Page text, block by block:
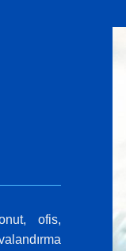
ofis,